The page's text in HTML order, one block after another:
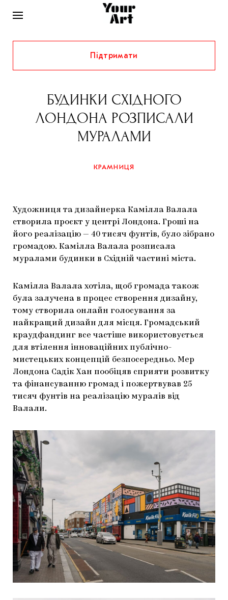
НОВИНИ
ІНТЕРВ’Ю
ХУДОЖНИКИ
КУРАТОРИ
РІДНИЙ КРАЙ
ФЕСТИВАЛІ
КОЛЕКЦІЇ
ГАЛЕРЕЇ
АРТЦЕНТРИ
СТАТТІ
КОНСПЕКТИ
КНИЖКИ І ЖУРНАЛИ
ЗАПАЛЕННЯ
ЯК ПІДТРИМУВАТИ УКРАЇНСЬКЕ МИСТЕЦТВО
МАРІУПОЛЬСЬКІ МАРГІНАЛІЇ
CARPATHIAN CULT ПРО РІЗДВЯНІ СВЯТА
КРАМНИЦЯ
Підтримати
БУДИНКИ СХІДНОГО
ЛОНДОНА РОЗПИСАЛИ
МУРАЛАМИ
КРАМНИЦЯ
Художниця та дизайнерка Камілла Валала
створила проєкт у центрі Лондона. Гроші на
його реалізацію — 40 тисяч фунтів, було зібрано
громадою. Камілла Валала розписала
муралами будинки в Східній частині міста.
Камілла Валала хотіла, щоб громада також
була залучена в процес створення дизайну,
тому створила онлайн голосування за
найкращий дизайн для місця. Громадський
краудфандинг все частіше використовується
для втілення інноваційних публічно-
мистецьких концепцій безпосередньо. Мер
Лондона Садік Хан пообіцяв сприяти розвитку
та фінансуванню громад і пожертвував 25
тисяч фунтів на реалізацію муралів від
Валали.